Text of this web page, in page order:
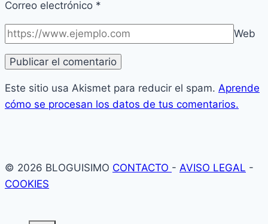
Correo electrónico *
Web
Este sitio usa Akismet para reducir el spam. Aprende
cómo se procesan los datos de tus comentarios.
© 2026 BLOGUISIMO CONTACTO - AVISO LEGAL -
COOKIES